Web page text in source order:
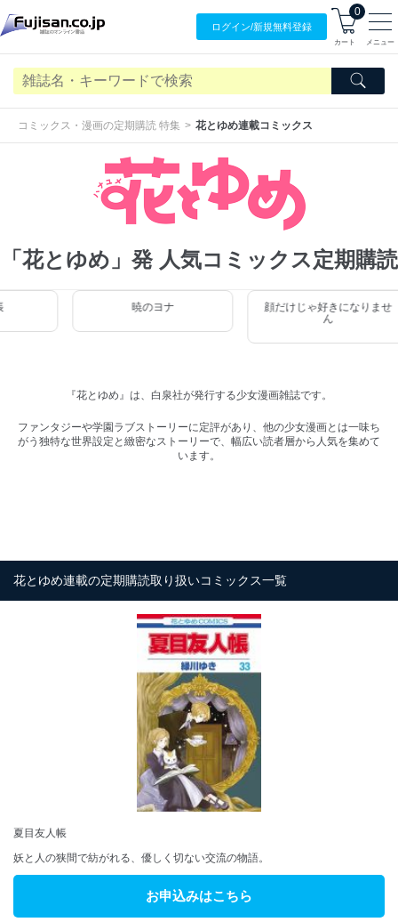
ログイン/新規無料登録
0
カート メニュー
コミックス・漫画の定期購読 特集 花とゆめ連載コミックス
「花とゆめ」発 人気コミックス定期購読
暁のヨナ
顔だけじゃ好きになりませ
ん
『花とゆめ』は、白泉社が発行する少女漫画雑誌です。
ファンタジーや学園ラブストーリーに定評があり、他の少女漫画とは一味ち
がう独特な世界設定と緻密なストーリーで、幅広い読者層から人気を集めて
います。
花とゆめ連載の定期購読取り扱いコミックス一覧
夏目友人帳
妖と人の狭間で紡がれる、優しく切ない交流の物語。
お申込みはこちら